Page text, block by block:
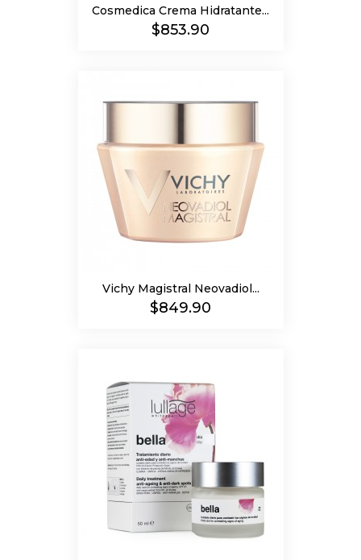
Cosmedica Crema Hidratante...
Precio
$853.90
Vichy Magistral Neovadiol...
Precio
$849.90